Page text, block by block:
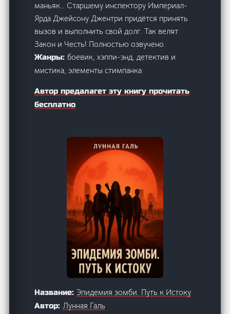
маньяк… Старшему инспектору Империал-
Ярда Джейсону Джентри придётся принять
вызов и выполнить свой долг. Так велят
Закон и Честь! Полностью озвучено.
Жанры:боевик, хэппи-энд, детектив и
мистика, элементы стимпанка
Автор предалагет эту книгу прочитать
бесплатно
Название: Эпидемия зомби. Путь к Истоку
Автор:Лунная Галь